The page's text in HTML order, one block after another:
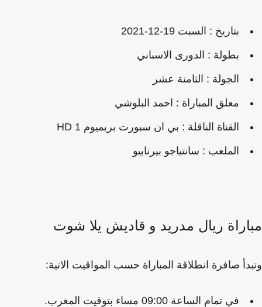
بتاريخ : السبت 19-12-2021
بطولة : الدورى الاسباني
الجولة : الثامنة عشر
معلق المباراة : احمد البلوشي
القناة الناقلة : بي ان سبورت بريميوم HD 1
الملعب : سانتياجو بيرنابيو
ريال مدريد و قاديش يلا شوت
صافرة انطلاقة المباراة حسب المواقيت الاتية:
في تمام الساعة 09:00 مساء بتوقيت المغرب.